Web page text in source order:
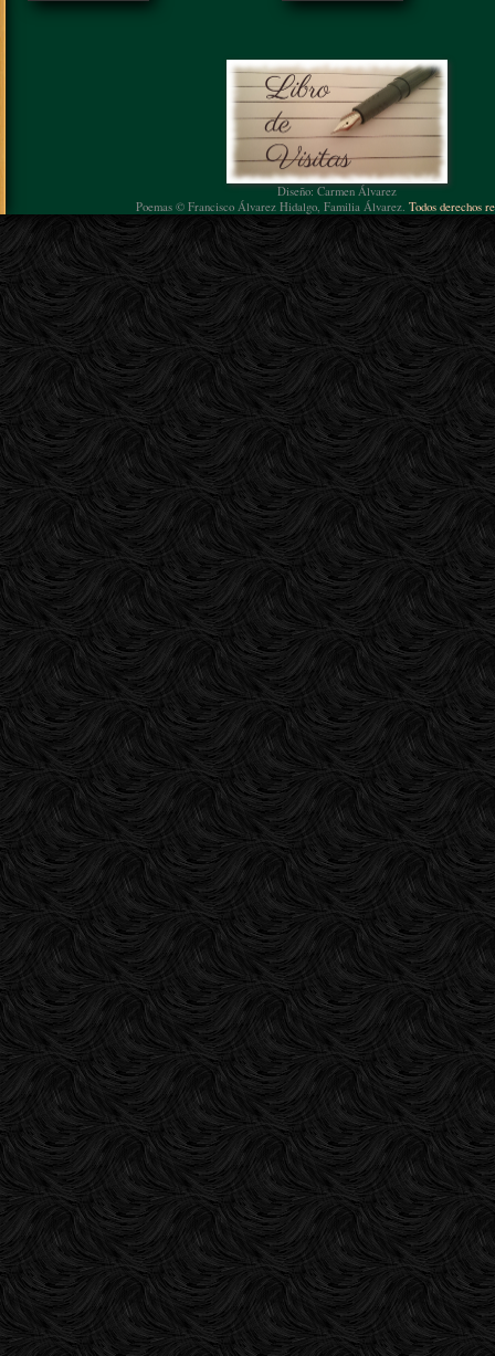
Diseño: Carmen Álvarez
Poemas © Francisco Álvarez Hidalgo, Familia Álvarez. Todos derechos